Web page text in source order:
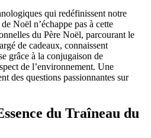
qui redéfinissent notre
Noël n’échappe pas à cette
du Père Noël, parcourant le
de cadeaux, connaissent
grâce à la conjugaison de
de l’environnement. Une
des questions passionnantes sur
du Traîneau du